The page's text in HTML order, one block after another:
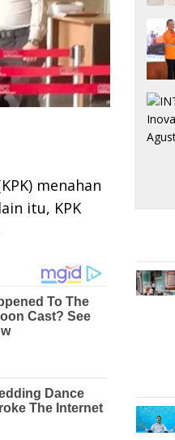
menahan
itu, KPK